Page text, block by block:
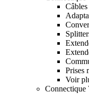
Prises
Voir
Connectique